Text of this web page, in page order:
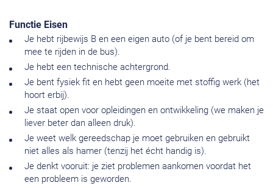
Functie Eisen
Je hebt rijbewijs B en een eigen auto (of je bent bereid om
mee te rijden in de bus).
Je hebt een technische achtergrond.
Je bent fysiek fit en hebt geen moeite met stoffig werk (het
hoort erbij).
Je staat open voor opleidingen en ontwikkeling (we maken je
liever beter dan alleen druk).
Je weet welk gereedschap je moet gebruiken en gebruikt
niet alles als hamer (tenzij het écht handig is).
Je denkt vooruit: je ziet problemen aankomen voordat het
een probleem is geworden.